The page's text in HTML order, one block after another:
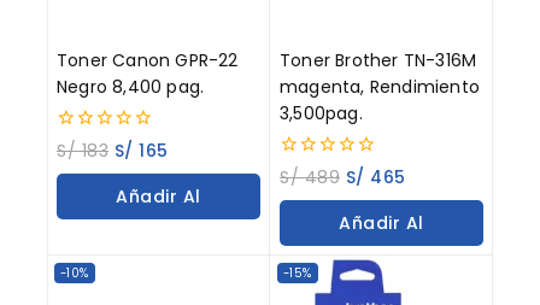
Toner Canon GPR-22
Negro 8,400 pag.
0
out
of
S/183 S/ 165
Añadir Al
Toner Brother TN-316M
magenta, Rendimiento
3,500pag.
0
out
of
S/489 S/ 465
Añadir Al
Carrito
-10% -15%